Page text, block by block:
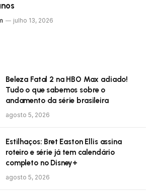
julho 13, 2026
Beleza Fatal 2 na HBO Max adiado!
Tudo o que sabemos sobre o
andamento da série brasileira
agosto 5, 2026
Estilhaços: Bret Easton Ellis assina
roteiro e série já tem calendário
completo no Disney+
agosto 5, 2026